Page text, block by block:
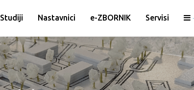
Studiji Nastavnici e-ZBORNIK Servisi